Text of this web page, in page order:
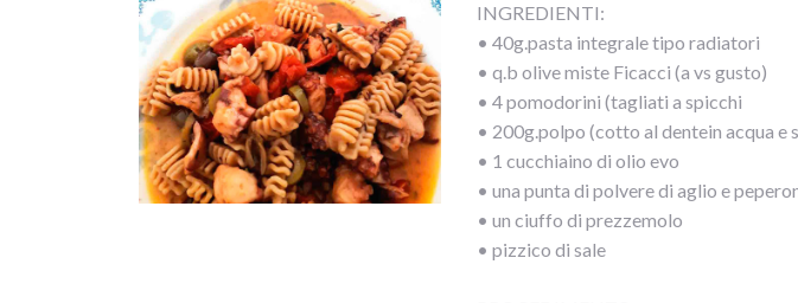
INGREDIENTI:
• 40g.pasta integrale tipo radiatori
• q.b olive miste Ficacci (a vs gusto)
• 4 pomodorini (tagliati a spicchi
• 200g.polpo (cotto al dentein acqua e
• 1 cucchiaino di olio evo
• una punta di polvere di aglio e
• un ciuffo di prezzemolo
• pizzico di sale